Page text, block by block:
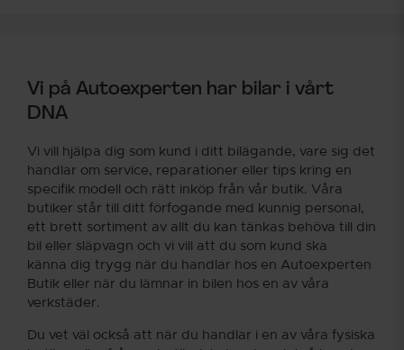
Vi på Autoexperten har bilar i vårt
DNA
Vi vill hjälpa dig som kund i ditt bilägande, vare sig det
handlar om service, reparationer eller tips kring en
specifik modell och rätt inköp från vår butik. Våra
butiker står till ditt förfogande med kunnig personal,
ett brett sortiment av allt du kan tänkas behöva till din
bil eller släpvagn och vi vill att du som kund ska
känna dig trygg när du handlar hos en Autoexperten
Butik eller när du lämnar in bilen hos en av våra
verkstäder.
Du vet väl också att när du handlar i en av våra fysiska